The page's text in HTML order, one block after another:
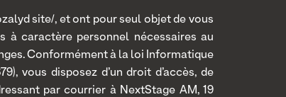
site/, et ont pour seul objet de vous
à caractère personnel nécessaires au
Conformément à la loi Informatique
vous disposez d’un droit d’accès, de
par courrier à NextStage AM, 19